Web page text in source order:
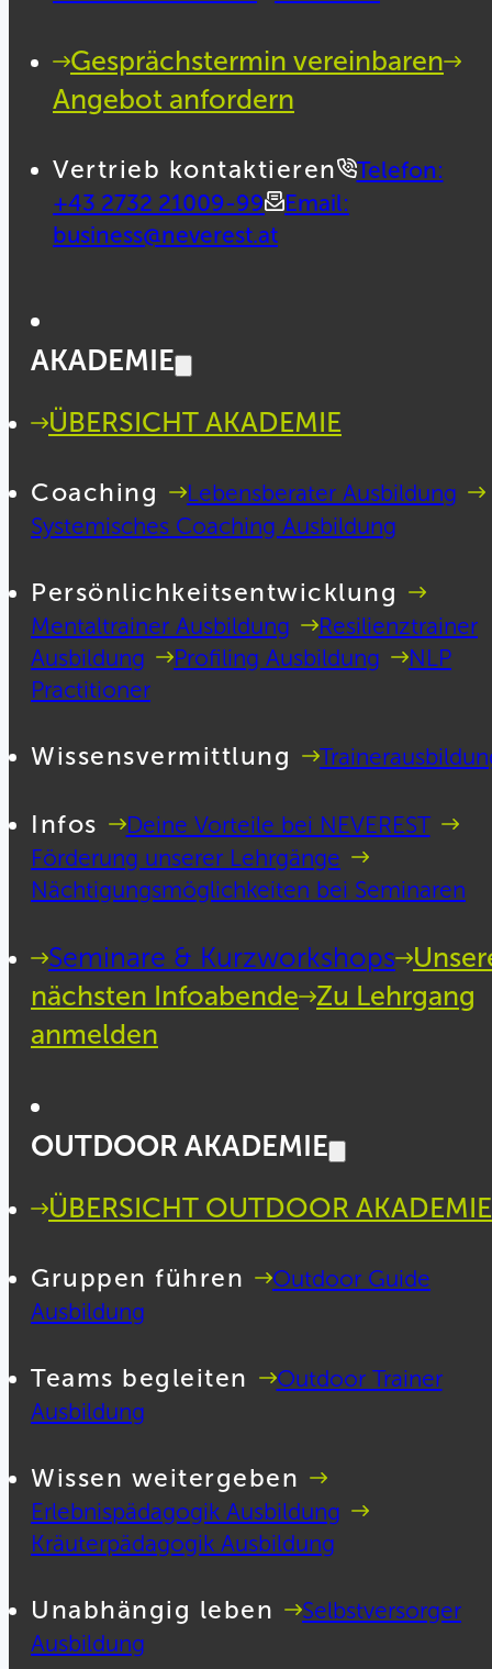
Gesprächstermin vereinbaren
Angebot anfordern
Vertrieb kontaktieren
Telefon:
+43 2732 21009-99
Email:
business@neverest.at
AKADEMIE
ÜBERSICHT AKADEMIE
Coaching
Lebensberater Ausbildung
Systemisches Coaching Ausbildung
Persönlichkeitsentwicklung
Mentaltrainer Ausbildung
Resilienztrainer
Ausbildung
Profiling Ausbildung
NLP
Practitioner
Wissensvermittlung
Infos
Deine Vorteile bei NEVEREST
Förderung unserer Lehrgänge
Nächtigungsmöglichkeiten bei Seminaren
Seminare & Kurzworkshops
nächsten Infoabende Zu Lehrgang
anmelden
OUTDOOR AKADEMIE
ÜBERSICHT OUTDOOR AKADEMIE
Gruppen führen
Outdoor Guide
Ausbildung
Teams begleiten
Outdoor Trainer
Ausbildung
Wissen weitergeben
Erlebnispädagogik Ausbildung
Kräuterpädagogik Ausbildung
Unabhängig leben
Selbstversorger
Ausbildung